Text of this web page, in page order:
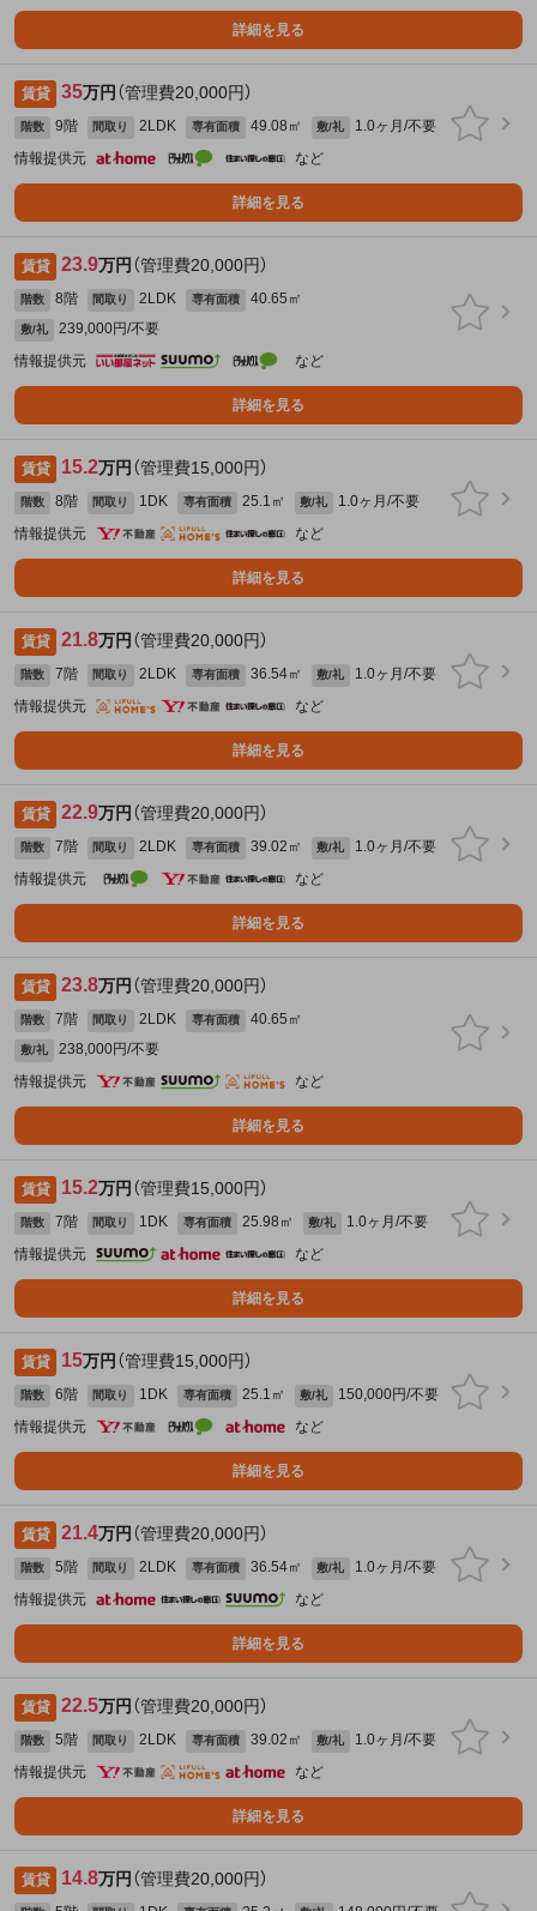
詳細を見る
賃貸 35万円 （管理費20,000円）
階数 9階 間取り 2LDK 専有面積 49.08㎡ 敷/礼
1.0ヶ月/不要
情報提供元
など
詳細を見る
賃貸 23.9万円 （管理費20,000円）
階数 8階 間取り 2LDK 専有面積 40.65㎡
敷/礼
239,000円/不要
情報提供元
など
詳細を見る
賃貸 15.2万円 （管理費15,000円）
階数 8階 間取り 1DK 専有面積 25.1㎡ 敷/礼
1.0ヶ月/不要
情報提供元
など
詳細を見る
賃貸 21.8万円 （管理費20,000円）
階数 7階 間取り 2LDK 専有面積 36.54㎡ 敷/礼
1.0ヶ月/不要
情報提供元
など
詳細を見る
賃貸 22.9万円 （管理費20,000円）
階数 7階 間取り 2LDK 専有面積 39.02㎡ 敷/礼
1.0ヶ月/不要
情報提供元
など
詳細を見る
賃貸 23.8万円 （管理費20,000円）
階数 7階 間取り 2LDK 専有面積 40.65㎡
敷/礼
238,000円/不要
情報提供元
など
詳細を見る
賃貸 15.2万円 （管理費15,000円）
階数 7階 間取り 1DK 専有面積 25.98㎡ 敷/礼
1.0ヶ月/不要
情報提供元
など
詳細を見る
賃貸 15万円 （管理費15,000円）
階数 6階 間取り 1DK 専有面積 25.1㎡ 敷/礼
150,000円/不要
情報提供元
など
詳細を見る
賃貸 21.4万円 （管理費20,000円）
階数 5階 間取り 2LDK 専有面積 36.54㎡ 敷/礼
1.0ヶ月/不要
情報提供元
など
詳細を見る
賃貸 22.5万円 （管理費20,000円）
階数 5階 間取り 2LDK 専有面積 39.02㎡ 敷/礼
1.0ヶ月/不要
情報提供元
など
詳細を見る
賃貸 14.8万円 （管理費20,000円）